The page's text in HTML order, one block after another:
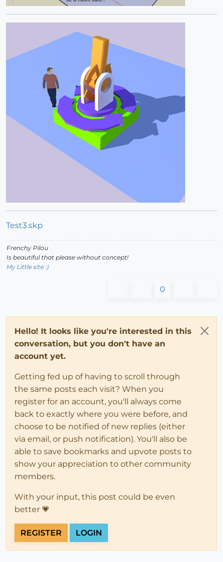
Test3.skp
Frenchy Pilou
Is beautiful that please without concept!
My Little site :)
0
Hello! It looks like you're interested in this
conversation, but you don't have an
account yet.
Getting fed up of having to scroll through
the same posts each visit? When you
register for an account, you'll always come
back to exactly where you were before, and
choose to be notified of new replies (either
via email, or push notification). You'll also be
able to save bookmarks and upvote posts to
show your appreciation to other community
members.
With your input, this post could be even
better 💗
REGISTER LOGIN